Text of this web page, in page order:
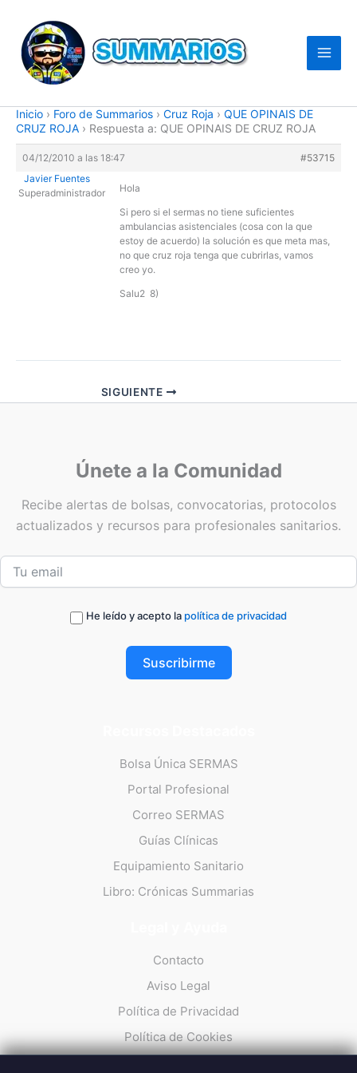
contenido
Inicio › Foro de Summarios › Cruz Roja › QUE OPINAIS DE
CRUZ ROJA › Respuesta a: QUE OPINAIS DE CRUZ ROJA
04/12/2010 a las 18:47
#53715
Javier Fuentes
Superadministrador
Hola
Si pero si el sermas no tiene suficientes
ambulancias asistenciales (cosa con la que
estoy de acuerdo) la solución es que meta mas,
no que cruz roja tenga que cubrirlas, vamos
creo yo.
Salu2 8)
SIGUIENTE
Únete a la Comunidad
Recibe alertas de bolsas, convocatorias, protocolos
actualizados y recursos para profesionales sanitarios.
He leído y acepto la política de privacidad
Suscribirme
Bolsa Única SERMAS
Portal Profesional
Correo SERMAS
Guías Clínicas
Equipamiento Sanitario
Libro: Crónicas Summarias
Contacto
Aviso Legal
Política de Privacidad
Política de Cookies